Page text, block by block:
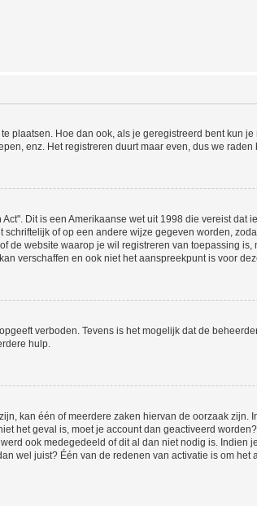
plaatsen. Hoe dan ook, als je geregistreerd bent kun
enz. Het registreren duurt maar even, dus we raden
Dit is een Amerikaanse wet uit 1998 die vereist
of op een andere wijze gegeven worden,
de website waarop je wil registreren van toepassing
verschaffen en ook niet het aanspreekpunt is voor
verboden. Tevens is het mogelijk dat de
hulp.
kan één of meerdere zaken hiervan de oorzaak zijn.
het geval is, moet je account dan geactiveerd
ook medegedeeld of dit al dan niet nodig is.
wel juist? Één van de redenen van activatie is om